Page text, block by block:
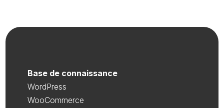
Base de connaissance
WordPress
WooCommerce